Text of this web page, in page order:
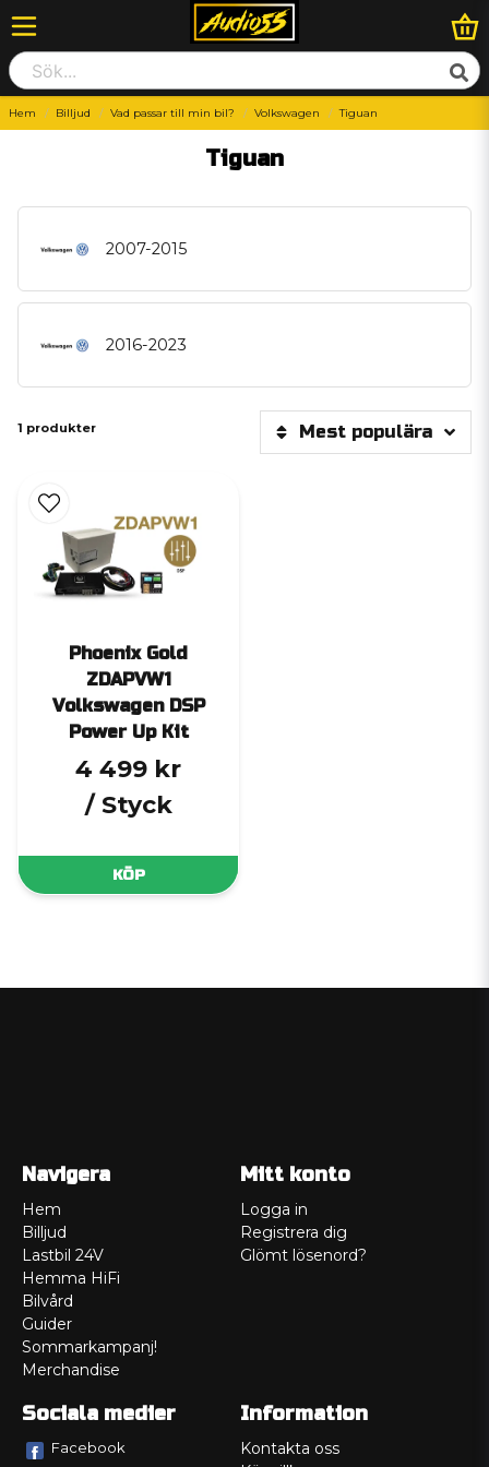
Hem Billjud Vad passar till min bil? Volkswagen Tiguan
Tiguan
2007-2015
2016-2023
1 produkter Mest populära
Phoenix Gold
ZDAPVW1
Volkswagen DSP
Power Up Kit
4 499 kr
/ Styck
KÖP
Navigera
Hem
Billjud
Lastbil 24V
Hemma HiFi
Bilvård
Guider
Sommarkampanj!
Merchandise
Mitt konto
Logga in
Registrera dig
Glömt lösenord?
Sociala medier
Facebook
Information
Kontakta oss